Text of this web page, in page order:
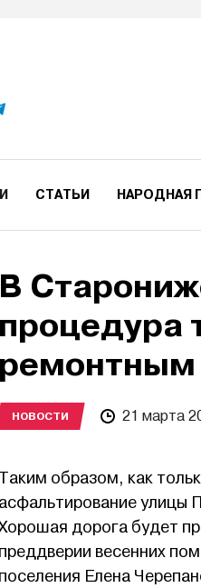
СТАТЬИ НАРОДНАЯ
В
процедура
ремонтным
НОВОСТИ 21 марта
Таким образом, как
асфальтирование улицы
дорога будет
преддверии весенних
поселения Елена